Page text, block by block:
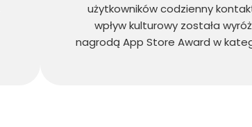
użytkowników codzienny
wpływ kulturowy została
nagrodą App Store Award w